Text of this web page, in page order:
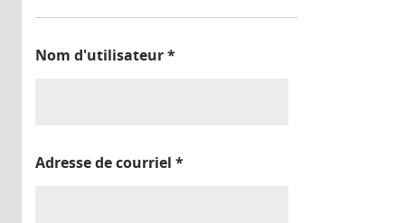
Nom d'utilisateur*
Adresse de courriel *